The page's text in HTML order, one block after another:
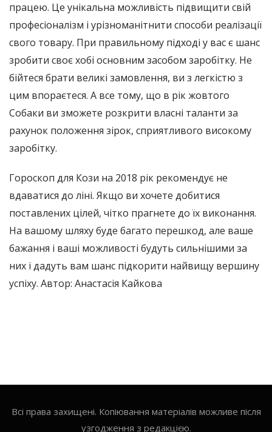
працею. Це унікальна можливість підвищити свій
професіоналізм і урізноманітнити способи реалізації
свого товару. При правильному підході у вас є шанс
зробити своє хобі основним засобом заробітку. Не
бійтеся брати великі замовлення, ви з легкістю з
цим впораєтеся. А все тому, що в рік жовтого
Собаки ви зможете розкрити власні таланти за
рахунок положення зірок, сприятливого високому
заробітку.
Гороскоп для Кози на 2018 рік рекомендує не
вдаватися до ліні. Якщо ви хочете добитися
поставлених цілей, чітко прагнете до їх виконання.
На вашому шляху буде багато перешкод, але ваше
бажання і ваші можливості будуть сильнішими за
них і дадуть вам шанс підкорити найвищу вершину
успіху. Автор: Анастасія Кайкова
Всі права захищені. Копіювання матеріалів можливе після
узгодження з редакцією.